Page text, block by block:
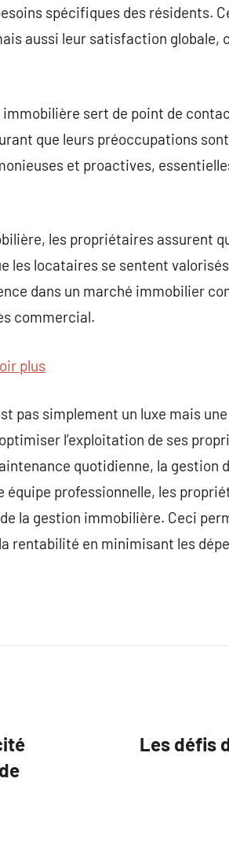
spécifiques des résidents.
aussi leur satisfaction globale,
sert de point de
que leurs préoccupations
et proactives,
les propriétaires assurent
les locataires se sentent
dans un marché immobilier
commercial.
plus
pas simplement un luxe mais
l’exploitation de ses
quotidienne, la gestion
professionnelle, les
la gestion immobilière. Ceci
rentabilité en minimisant les
Les défis